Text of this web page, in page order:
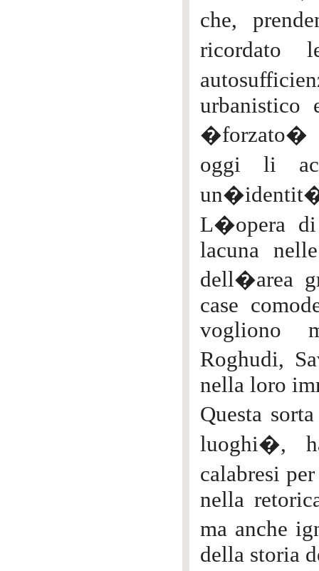
che,
ricordato
urbanistico
�forzato�
oggi li
L�opera
lacuna
dell�area
case
vogliono
Roghudi,
nella loro
Questa
luoghi�,
calabresi
nella
ma anche
della storia